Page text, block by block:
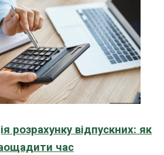
розрахунку відпускних: як
час